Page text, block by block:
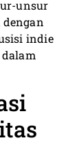
unsur
indie